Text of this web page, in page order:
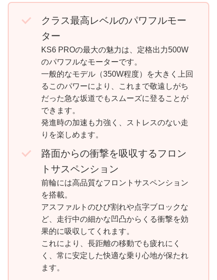
クラス最高レベルのパワフルモー
ター
KS6 PROの最大の魅力は、定格出力500W
のパワフルなモーターです。
一般的なモデル（350W程度）を大きく上回
るこのパワーにより、これまで敬遠しがち
だった急な坂道でもスムーズに登ることが
できます。
発進時の加速も力強く、ストレスのない走
りを楽しめます。
路面からの衝撃を吸収するフロン
トサスペンション
前輪には高品質なフロントサスペンション
を搭載。
アスファルトのひび割れや点字ブロックな
ど、走行中の細かな凹凸からくる衝撃を効
果的に吸収してくれます。
これにより、長距離の移動でも疲れにく
く、常に安定した快適な乗り心地が保たれ
ます。